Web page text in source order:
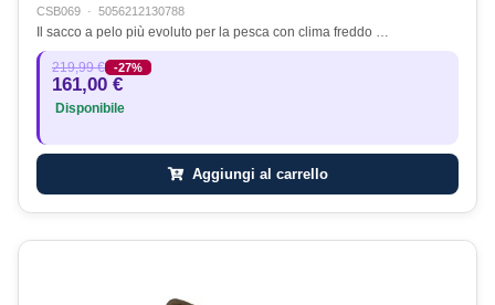
CSB069 · 5056212130788
Il sacco a pelo più evoluto per la pesca con clima freddo …
219,99 € -27%
161,00 €
Disponibile
Aggiungi al carrello